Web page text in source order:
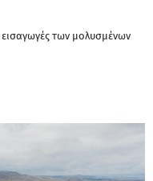
των μολυσμένων